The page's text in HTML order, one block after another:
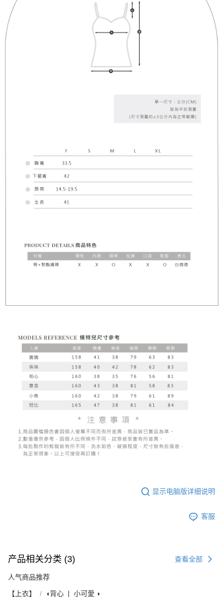
显示电脑版详细说明
客服
产品相关分类 (3) 查看全部
人气商品推荐
【上衣】 ◖背心 ❘ 小可愛 ◗